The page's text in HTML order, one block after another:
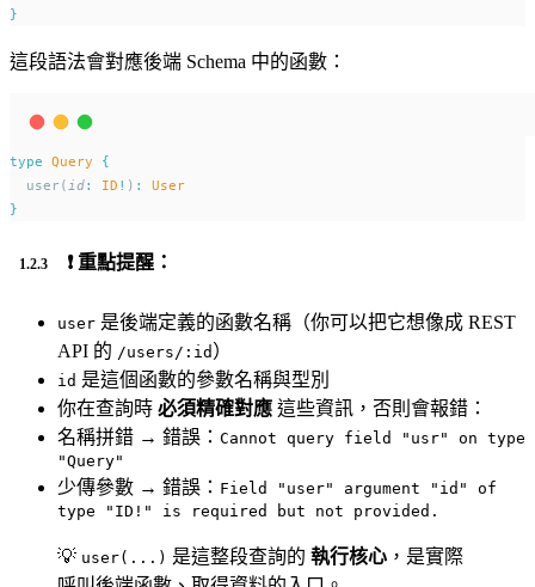
}
這段語法會對應後端 Schema 中的函數：
type Query
{
  user(
id: ID ! ) :
User
}
❗ 重點提醒：
user 是後端定義的函數名稱（你可以把它想像成 REST
API 的 /users/:id ）
id 是這個函數的參數名稱與型別
你在查詢時 必須精確對應 這些資訊，否則會報錯：
名稱拼錯 → 錯誤： Cannot query field "usr" on type
"Query"
少傳參數 → 錯誤： Field "user" argument "id" of
type "ID!" is required but not provided.
💡 user(...) 是這整段查詢的 執行核心 ，是實際